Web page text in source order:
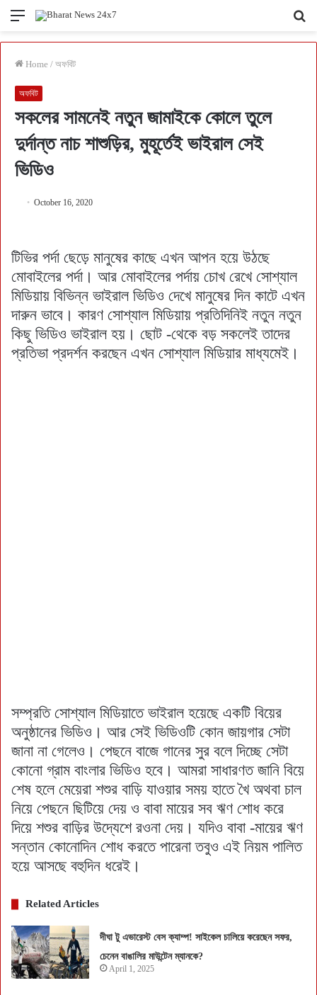
Menu
Home / অফবিট
অফবিট
সকলের সামনেই নতুন জামাইকে কোলে তুলে
দুর্দান্ত নাচ শাশুড়ির, মুহূর্তেই ভাইরাল সেই
ভিডিও
October 16, 2020
টিভির পর্দা ছেড়ে মানুষের কাছে এখন আপন হয়ে উঠছে
মোবাইলের পর্দা। আর মোবাইলের পর্দায় চোখ রেখে সোশ্যাল
মিডিয়ায় বিভিন্ন ভাইরাল ভিডিও দেখে মানুষের দিন কাটে এখন
দারুন ভাবে। কারণ সোশ্যাল মিডিয়ায় প্রতিদিনিই নতুন নতুন
কিছু ভিডিও ভাইরাল হয়। ছোট -থেকে বড় সকলেই তাদের
প্রতিভা প্রদর্শন করছেন এখন সোশ্যাল মিডিয়ার মাধ্যমেই।
সম্প্রতি সোশ্যাল মিডিয়াতে ভাইরাল হয়েছে একটি বিয়ের
অনুষ্ঠানের ভিডিও। আর সেই ভিডিওটি কোন জায়গার সেটা
জানা না গেলেও। পেছনে বাজে গানের সুর বলে দিচ্ছে সেটা
কোনো গ্রাম বাংলার ভিডিও হবে। আমরা সাধারণত জানি বিয়ে
শেষ হলে মেয়েরা শশুর বাড়ি যাওয়ার সময় হাতে খৈ অথবা চাল
নিয়ে পেছনে ছিটিয়ে দেয় ও বাবা মায়ের সব ঋণ শোধ করে
দিয়ে শশুর বাড়ির উদ্যেশে রওনা দেয়। যদিও বাবা -মায়ের ঋণ
সন্তান কোনোদিন শোধ করতে পারেনা তবুও এই নিয়ম পালিত
হয়ে আসছে বহুদিন ধরেই।
Related Articles
দীঘা টু এভারেস্ট বেস ক্যাম্প! সাইকেল চালিয়ে করেছেন সফর,
চেনেন বাঙালির মাউন্টেন ম্যানকে?
April 1, 2025